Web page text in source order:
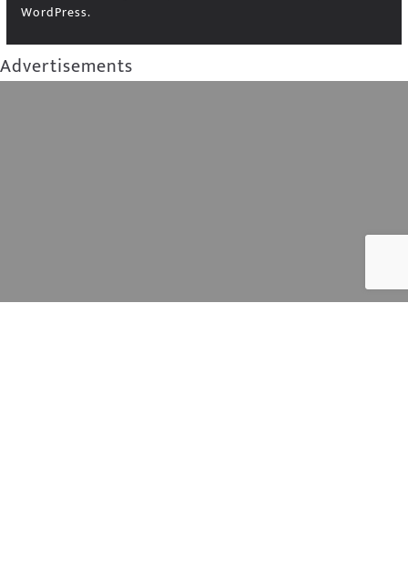
WordPress.
Advertisements